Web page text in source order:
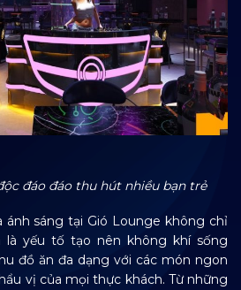
đáo đáo thu hút nhiều bạn trẻ
ánh sáng tại Gió Lounge không chỉ
là yếu tố tạo nên không khí sống
đồ ăn đa dạng với các món ngon
vị của mọi thực khách. Từ những